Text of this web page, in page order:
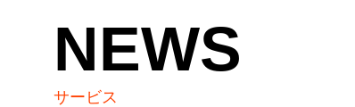
NEWS
サービス